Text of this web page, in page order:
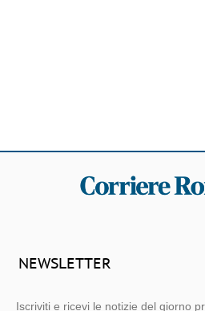
NEWSLETTER
Iscriviti e ricevi le notizie del giorno